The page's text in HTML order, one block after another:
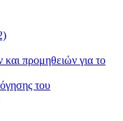
προμηθειών για το
του